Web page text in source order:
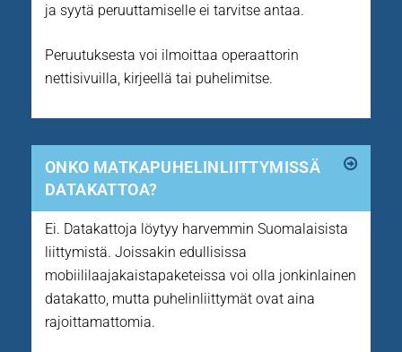
ja syytä peruuttamiselle ei tarvitse antaa.
Peruutuksesta voi ilmoittaa operaattorin
nettisivuilla, kirjeellä tai puhelimitse.
ONKO MATKAPUHELINLIITTYMISSÄ
DATAKATTOA?
Ei. Datakattoja löytyy harvemmin Suomalaisista
liittymistä. Joissakin edullisissa
mobiililaajakaistapaketeissa voi olla jonkinlainen
datakatto, mutta puhelinliittymät ovat aina
rajoittamattomia.